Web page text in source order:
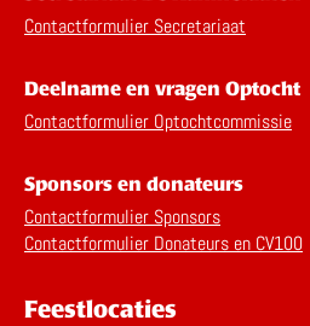
Contactformulier Secretariaat
Deelname en vragen Optocht
Contactformulier Optochtcommissie
Sponsors en donateurs
Contactformulier Sponsors
Contactformulier Donateurs en CV100
Feestlocaties